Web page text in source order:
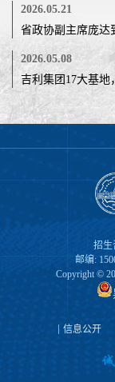
2026.05.21
省政协副主席庞达
2026.05.08
吉利集团17大基地
招生
邮编:
Copyright ©
信息公开